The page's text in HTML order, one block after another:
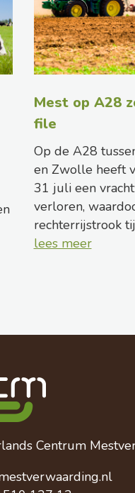
Mest op A28
file
Op de A28
en Zwolle heeft
31 juli een
verloren,
rechterrijstrook
lees meer
Centrum